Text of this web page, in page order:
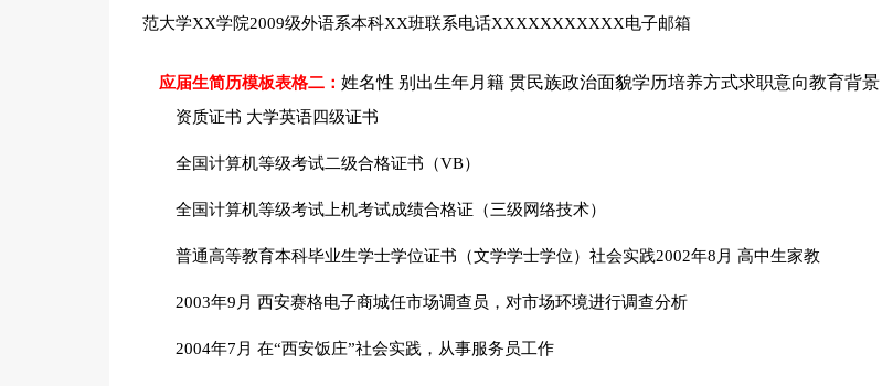
范大学XX学院2009级外语系本科XX班联系电话XXXXXXXXXXX电子邮箱
应届生简历模板表格二： 姓名性 别出生年月籍 贯民族政治面貌学历培养方式求职意向教育背景
资质证书 大学英语四级证书
全国计算机等级考试二级合格证书（VB）
全国计算机等级考试上机考试成绩合格证（三级网络技术）
普通高等教育本科毕业生学士学位证书（文学学士学位）社会实践2002年8月 高中生家教
2003年9月 西安赛格电子商城任市场调查员，对市场环境进行调查分析
2004年7月 在“西安饭庄”社会实践，从事服务员工作